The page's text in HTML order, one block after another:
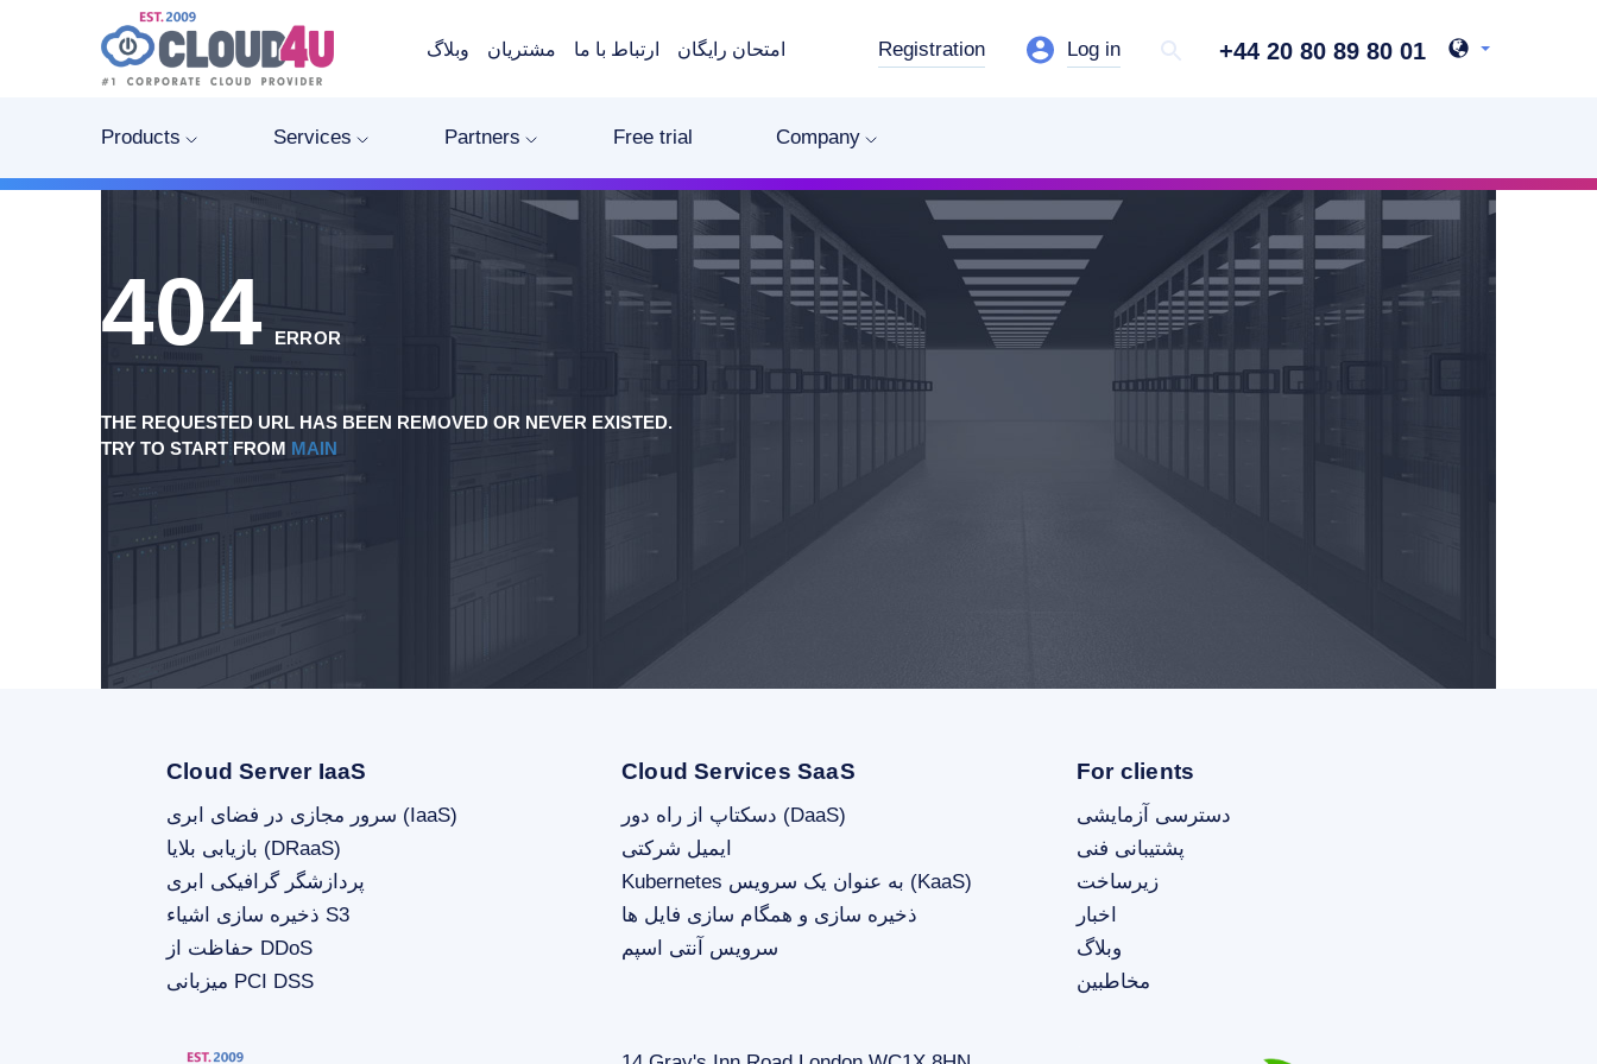
وبلاگ مشتریان ارتباط با ما امتحان رایگان Registration Log in +44 20 80 89 80 01
Products Services Partners Free trial Company
404 ERROR
THE REQUESTED URL HAS BEEN REMOVED OR NEVER EXISTED.
TRY TO START FROM MAIN
Cloud Server IaaS
سرور مجازی در فضای ابری (IaaS)
بازیابی بلایا (DRaaS)
پردازشگر گرافیکی ابری
ذخیره سازی اشیاء S3
حفاظت از DDoS
میزبانی PCI DSS
Cloud Services SaaS
دسکتاپ از راه دور (DaaS)
ایمیل شرکتی
Kubernetes به عنوان یک سرویس (KaaS)
ذخیره سازی و همگام سازی فایل ها
سرویس آنتی اسپم
For clients
دسترسی آزمایشی
پشتیبانی فنی
زیرساخت
اخبار
وبلاگ
مخاطبین